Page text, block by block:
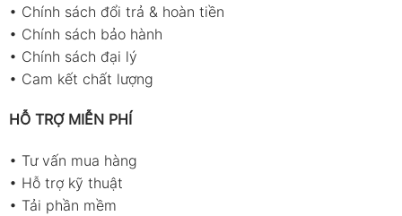
• Chính sách đổi trả & hoàn tiền
• Chính sách bảo hành
• Chính sách đại lý
• Cam kết chất lượng
HỖ TRỢ MIỄN PHÍ
• Tư vấn mua hàng
• Hỗ trợ kỹ thuật
• Tải phần mềm